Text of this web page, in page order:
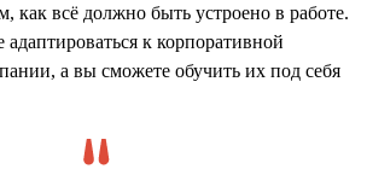
как всё должно быть устроено в работе.
к корпоративной
а вы сможете обучить их под себя